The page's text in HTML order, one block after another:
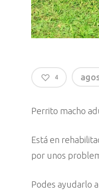
4
Perrito macho
Está en
por unos
Podes ayudarlo